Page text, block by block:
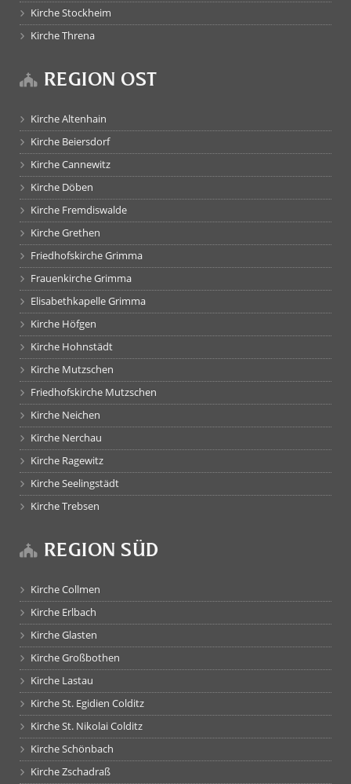
Kirche Stockheim
Kirche Threna
REGION OST
Kirche Altenhain
Kirche Beiersdorf
Kirche Cannewitz
Kirche Döben
Kirche Fremdiswalde
Kirche Grethen
Friedhofskirche Grimma
Frauenkirche Grimma
Elisabethkapelle Grimma
Kirche Höfgen
Kirche Hohnstädt
Kirche Mutzschen
Friedhofskirche Mutzschen
Kirche Neichen
Kirche Nerchau
Kirche Ragewitz
Kirche Seelingstädt
Kirche Trebsen
REGION SÜD
Kirche Collmen
Kirche Erlbach
Kirche Glasten
Kirche Großbothen
Kirche Lastau
Kirche St. Egidien Colditz
Kirche St. Nikolai Colditz
Kirche Schönbach
Kirche Zschadraß